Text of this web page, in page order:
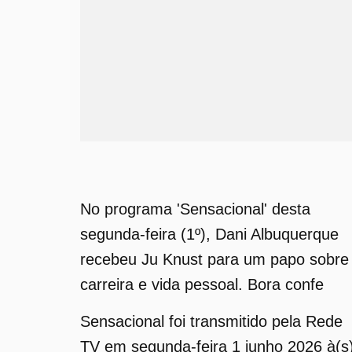
No programa 'Sensacional' desta
segunda-feira (1º), Dani Albuquerque
recebeu Ju Knust para um papo sobre
carreira e vida pessoal. Bora confe
Sensacional foi transmitido pela Rede
TV em segunda-feira 1 junho 2026